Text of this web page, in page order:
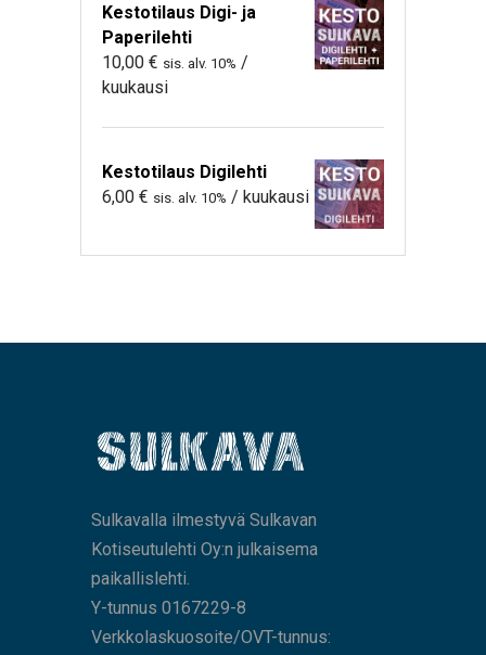
Kestotilaus Digi- ja
Paperilehti
10,00 € sis. alv. 10% /
kuukausi
Kestotilaus Digilehti
6,00 € sis. alv. 10% / kuukausi
Sulkavalla ilmestyvä Sulkavan
Kotiseutulehti Oy:n julkaisema
paikallislehti.
Y-tunnus 0167229-8
Verkkolaskuosoite/OVT-tunnus: